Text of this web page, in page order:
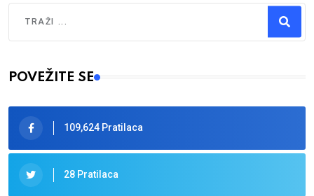
Type 2 or more characters for results.
POVEŽITE SE
109,624 Pratilaca
28 Pratilaca